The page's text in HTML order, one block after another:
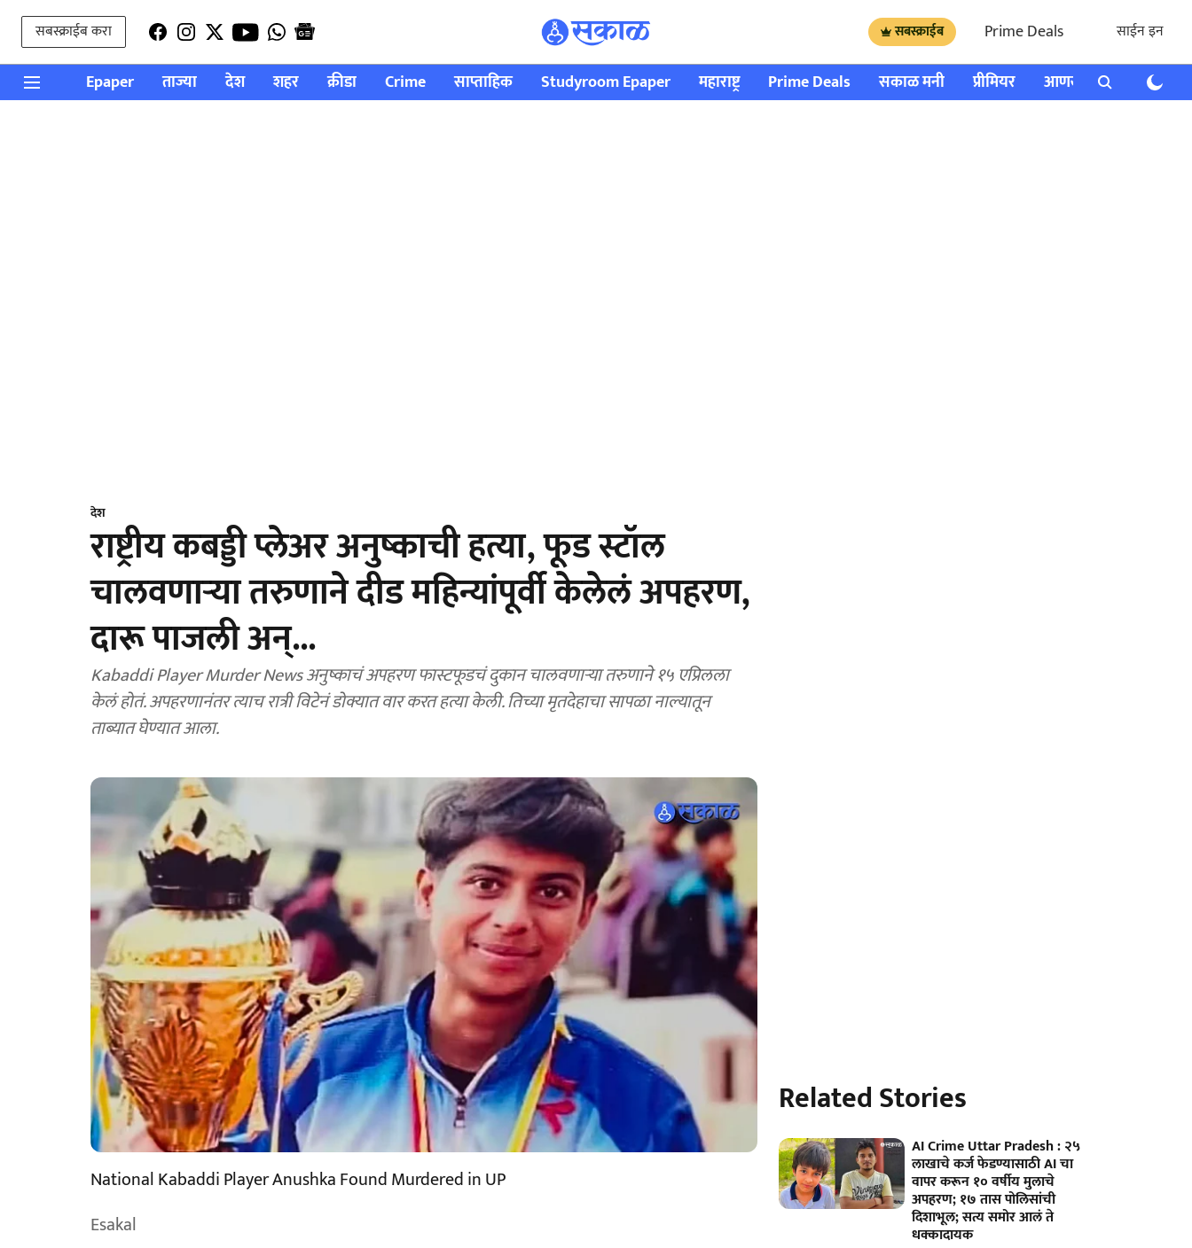
सबस्क्राईब करा सबस्क्राईब Prime Deals साईन इन
Epaper ताज्या देश शहर क्रीडा Crime साप्ताहिक Studyroom Epaper महाराष्ट्र Prime Deals सकाळ मनी प्रीमियर आणखी राशी भविष्य
देश
राष्ट्रीय कबड्डी प्लेअर अनुष्काची हत्या, फूड स्टॉल
चालवणाऱ्या तरुणाने दीड महिन्यांपूर्वी केलेलं अपहरण,
दारू पाजली अन्...
Kabaddi Player Murder News अनुष्काचं अपहरण फास्टफूडचं दुकान चालवणाऱ्या तरुणाने १५ एप्रिलला
केलं होतं. अपहरणानंतर त्याच रात्री विटेनं डोक्यात वार करत हत्या केली. तिच्या मृतदेहाचा सापळा नाल्यातून
ताब्यात घेण्यात आला.
National Kabaddi Player Anushka Found Murdered in UP
Esakal
Related Stories
AI Crime Uttar Pradesh : २५
लाखाचे कर्ज फेडण्यासाठी AI चा
वापर करून १० वर्षीय मुलाचे
अपहरण; १७ तास पोलिसांची
दिशाभूल; सत्य समोर आलं ते
धक्कादायक